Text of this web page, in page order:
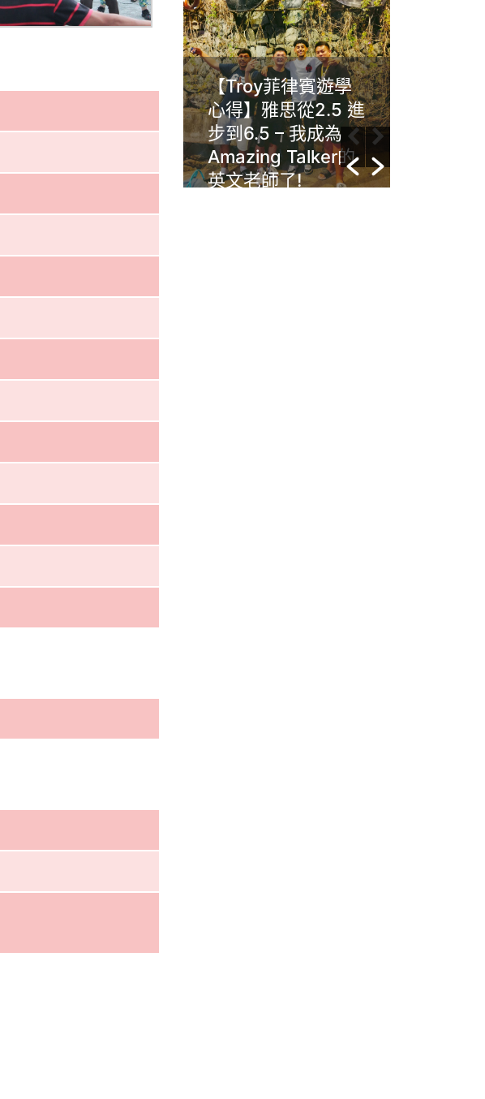
【Troy菲律賓遊學
步到6.5 – 我成為
英文老師了!
Gim菲律賓克拉克
Anglo遊學心得：學
習動機很重要，英
文沒有年齡限制，
任何年齡層的人都